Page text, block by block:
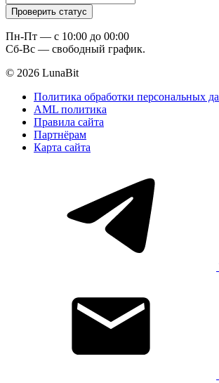
Пн-Пт — c 10:00 до 00:00
Сб-Вс — свободный график.
© 2026 LunaBit
Политика обработки персональных
AML политика
Правила сайта
Партнёрам
Карта сайта